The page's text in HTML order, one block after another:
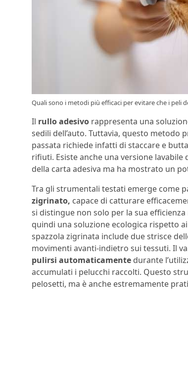
Quali sono i metodi più efficaci per evitare che i peli
Il rullo adesivo rappresenta una
sedili dell’auto. Tuttavia, questo metodo
passata richiede infatti di staccare e
rifiuti. Esiste anche una versione
della carta adesiva ma ha mostrato un
Tra gli strumentali testati emerge come
zigrinato, capace di catturare
si distingue non solo per la sua
quindi una soluzione ecologica rispetto
spazzola zigrinata include due strisce
movimenti avanti-indietro sui tessuti. Il
pulirsi automaticamente durante
accumulati i pelucchi raccolti. Questo
pelosetti, ma è anche estremamente